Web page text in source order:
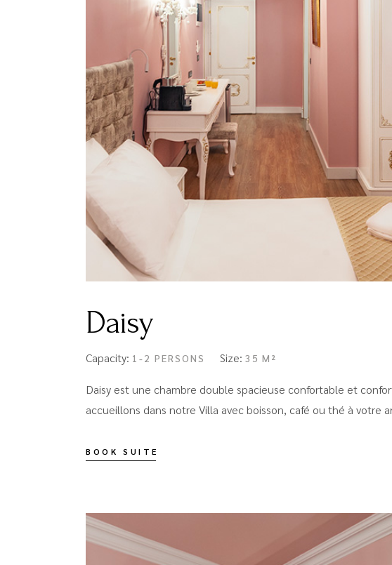
Daisy
Capacity: 1-2 PERSONS Size: 35 M²
Daisy est une chambre double spacieuse confortable et
accueillons dans notre Villa avec boisson, café ou thé à votre
BOOK SUITE